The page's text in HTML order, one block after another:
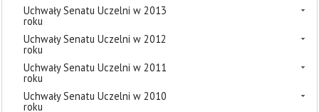
Uchwały Senatu Uczelni w 2013
roku
Uchwały Senatu Uczelni w 2012
roku
Uchwały Senatu Uczelni w 2011
roku
Uchwały Senatu Uczelni w 2010
roku